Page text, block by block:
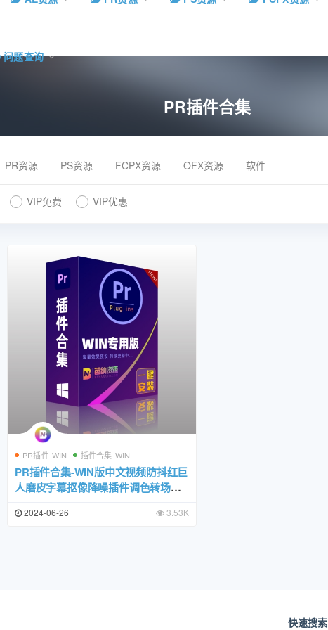
问题查询
PR插件合集
PR资源 PS资源 FCPX资源 OFX资源 软件
VIP免费 VIP优惠
PR插件-WIN 插件合集-WIN
PR插件合集-WIN版中文视频防抖红巨
人磨皮字幕抠像降噪插件调色转场一
2024-06-26 3.53K
快速搜索